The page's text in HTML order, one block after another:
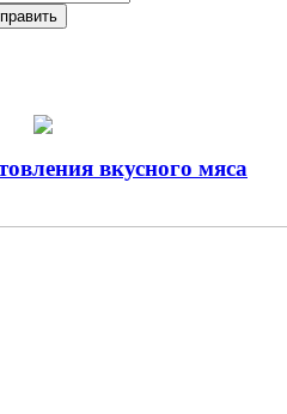
вкусного мяса